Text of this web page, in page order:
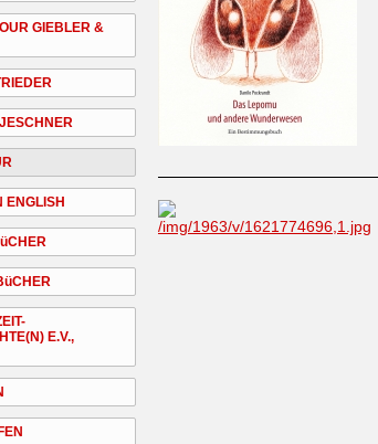
GIEBLER &
ENGLISH
E.V.,